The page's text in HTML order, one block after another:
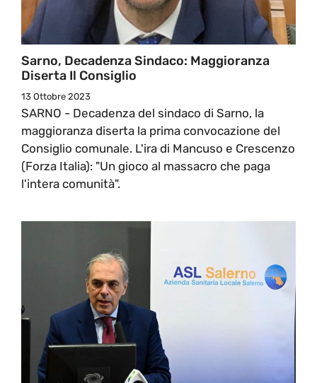
Sarno, Decadenza Sindaco: Maggioranza
Diserta Il Consiglio
13 Ottobre 2023
SARNO - Decadenza del sindaco di Sarno, la
maggioranza diserta la prima convocazione del
Consiglio comunale. L'ira di Mancuso e Crescenzo
(Forza Italia): "Un gioco al massacro che paga
l'intera comunità".